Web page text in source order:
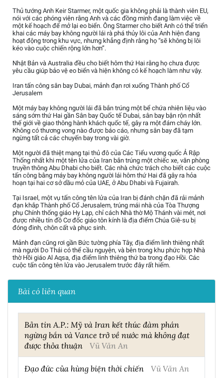
Thủ tướng Anh Keir Starmer, một quốc gia không phải là thành viên EU,
nói với các phóng viên rằng Anh và các đồng minh đang làm việc về
một kế hoạch để mở lại eo biển. Ông Starmer cho biết Anh có thể triển
khai các máy bay không người lái rà phá thủy lôi của Anh hiện đang
hoạt động trong khu vực, nhưng khẳng định rằng họ “sẽ không bị lôi
kéo vào cuộc chiến rộng lớn hơn”.
Nhật Bản và Australia đều cho biết hôm thứ Hai rằng họ chưa được
yêu cầu giúp bảo vệ eo biển và hiện không có kế hoạch làm như vậy.
Iran tấn công sân bay Dubai, mảnh đạn rơi xuống Thành phố Cổ
Jerusalem
Một máy bay không người lái đã bắn trúng một bể chứa nhiên liệu vào
sáng sớm thứ Hai gần Sân bay Quốc tế Dubai, sân bay bận rộn nhất
thế giới về giao thông hành khách quốc tế, gây ra một đám cháy lớn.
Không có thương vong nào được báo cáo, nhưng sân bay đã tạm
ngừng tất cả các chuyến bay trong vài giờ.
Một người đã thiệt mạng tại thủ đô của Các Tiểu vương quốc Ả Rập
Thống nhất khi một tên lửa của Iran bắn trúng một chiếc xe, văn phòng
truyền thông Abu Dhabi cho biết. Các nhà chức trách cho biết các cuộc
tấn công bằng máy bay không người lái hôm thứ Hai đã gây ra hỏa
hoạn tại hai cơ sở dầu mỏ của UAE, ở Abu Dhabi và Fujairah.
Tại Israel, một vụ tấn công tên lửa của Iran bị đánh chặn đã rải mảnh
đạn khắp Thành phố Cổ Jerusalem, trúng mái nhà của Tòa Thượng
phụ Chính thống giáo Hy Lạp, chỉ cách Nhà thờ Mộ Thánh vài mét, nơi
được nhiều tín đồ Cơ đốc giáo tôn kính là địa điểm Chúa Giê-su bị
đóng đinh, chôn cất và phục sinh.
Mảnh đạn cũng rơi gần Bức tường phía Tây, địa điểm linh thiêng nhất
mà người Do Thái có thể cầu nguyện, và bên trong khu phức hợp Nhà
thờ Hồi giáo Al Aqsa, địa điểm linh thiêng thứ ba trong đạo Hồi. Các
cuộc tấn công tên lửa vào Jerusalem trước đây rất hiếm.
Bài có liên quan
Bản tin A.P.: Mỹ và Iran kết thúc đàm phán
ngừng bắn và Vance trở về nước mà không đạt
được thỏa thuận
Vũ Văn An
Đạo đức của hùng biện thời chiến Vũ Văn An